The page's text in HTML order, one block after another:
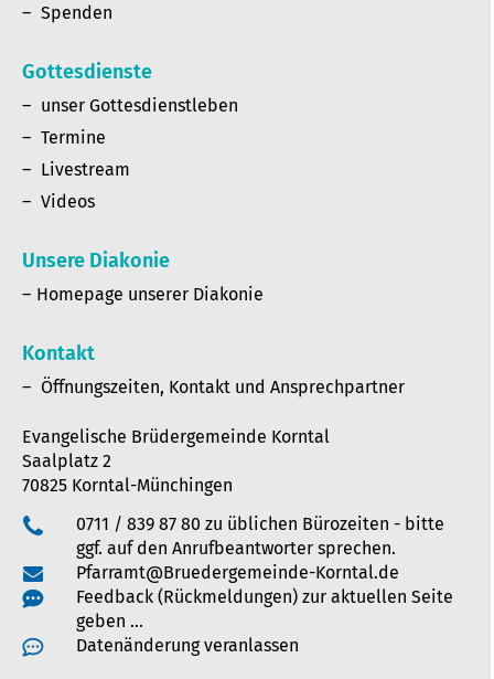
Spenden
Gottesdienste
unser Gottesdienstleben
Termine
Livestream
Videos
Unsere Diakonie
Homepage unserer Diakonie
Kontakt
Öffnungszeiten, Kontakt und Ansprechpartner
Evangelische Brüdergemeinde Korntal
Saalplatz 2
70825 Korntal-Münchingen
0711 / 839 87 80 zu üblichen Bürozeiten - bitte
ggf. auf den Anrufbeantworter sprechen.
Pfarramt@Bruedergemeinde-Korntal.de
Feedback (Rückmeldungen) zur aktuellen Seite
geben …
Datenänderung veranlassen